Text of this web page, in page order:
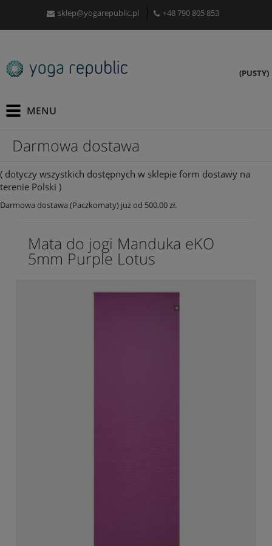
sklep@yogarepublic.pl +48 790 805 853
(PUSTY)
Darmowa dostawa
( dotyczy wszystkich dostępnych w sklepie form dostawy na
terenie Polski )
Darmowa dostawa (Paczkomaty) już od 500,00 zł.
Mata do jogi Manduka eKO
5mm Purple Lotus